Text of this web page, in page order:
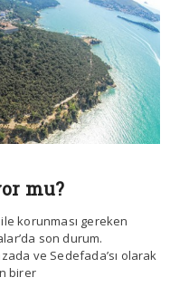
mu?
korunması gereken
son durum.
ve Sedefada’sı olarak
birer